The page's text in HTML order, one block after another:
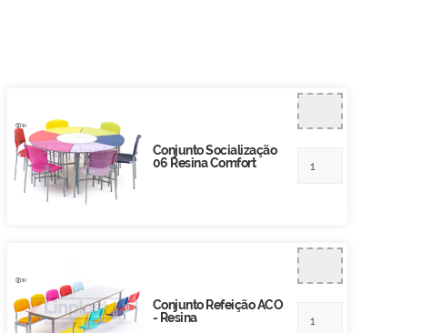
Conjunto Socialização
06 Resina Comfort
Conjunto Refeição ACO
- Resina